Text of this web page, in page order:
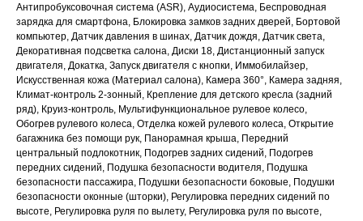
Антипробуксовочная система (ASR), Аудиосистема, Беспроводная
зарядка для смартфона, Блокировка замков задних дверей, Бортовой
компьютер, Датчик давления в шинах, Датчик дождя, Датчик света,
Декоративная подсветка салона, Диски 18, Дистанционный запуск
двигателя, Докатка, Запуск двигателя с кнопки, Иммобилайзер,
Искусственная кожа (Материал салона), Камера 360°, Камера задняя,
Климат-контроль 2-зонный, Крепление для детского кресла (задний
ряд), Круиз-контроль, Мультифункциональное рулевое колесо,
Обогрев рулевого колеса, Отделка кожей рулевого колеса, Открытие
багажника без помощи рук, Панорамная крыша, Передний
центральный подлокотник, Подогрев задних сидений, Подогрев
передних сидений, Подушка безопасности водителя, Подушка
безопасности пассажира, Подушки безопасности боковые, Подушки
безопасности оконные (шторки), Регулировка передних сидений по
высоте, Регулировка руля по вылету, Регулировка руля по высоте,